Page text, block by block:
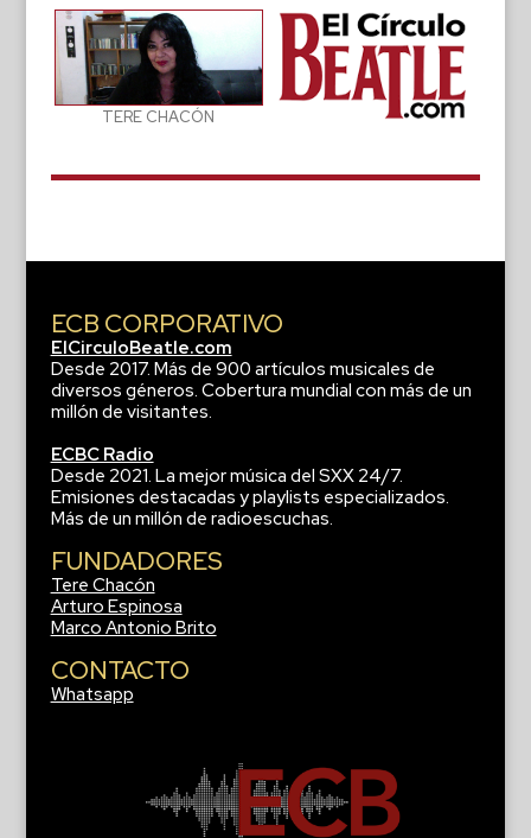
TERE CHACÓN
ECB CORPORATIVO
ElCirculoBeatle.com
Desde 2017. Más de 900 artículos musicales de
diversos géneros. Cobertura mundial con más de un
millón de visitantes.
ECBC Radio
Desde 2021. La mejor música del SXX 24/7.
Emisiones destacadas y playlists especializados.
Más de un millón de radioescuchas.
FUNDADORES
Tere Chacón
Arturo Espinosa
Marco Antonio Brito
CONTACTO
Whatsapp